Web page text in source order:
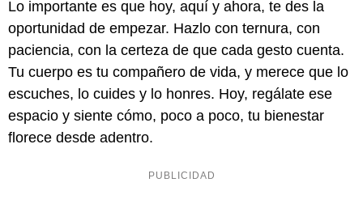
Lo importante es que hoy, aquí y ahora, te des la
oportunidad de empezar. Hazlo con ternura, con
paciencia, con la certeza de que cada gesto cuenta.
Tu cuerpo es tu compañero de vida, y merece que lo
escuches, lo cuides y lo honres. Hoy, regálate ese
espacio y siente cómo, poco a poco, tu bienestar
florece desde adentro.